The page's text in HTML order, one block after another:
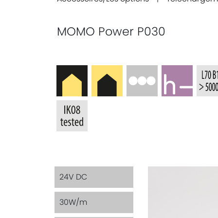
MOMO Power P030
24V DC
30W/m